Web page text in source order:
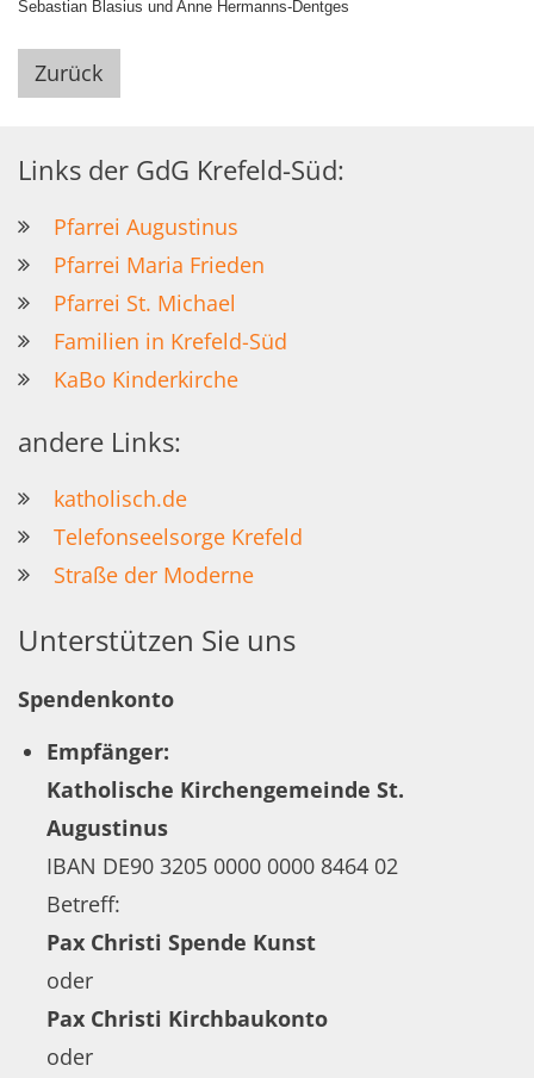
Sebastian Blasius und Anne Hermanns-Dentges
Zurück
Links der GdG Krefeld-Süd:
Pfarrei Augustinus
Pfarrei Maria Frieden
Pfarrei St. Michael
Familien in Krefeld-Süd
KaBo Kinderkirche
andere Links:
katholisch.de
Telefonseelsorge Krefeld
Straße der Moderne
Unterstützen Sie uns
Spendenkonto
Empfänger:
Katholische Kirchengemeinde St.
Augustinus
IBAN DE90 3205 0000 0000 8464 02
Betreff:
Pax Christi Spende Kunst
oder
Pax Christi Kirchbaukonto
oder